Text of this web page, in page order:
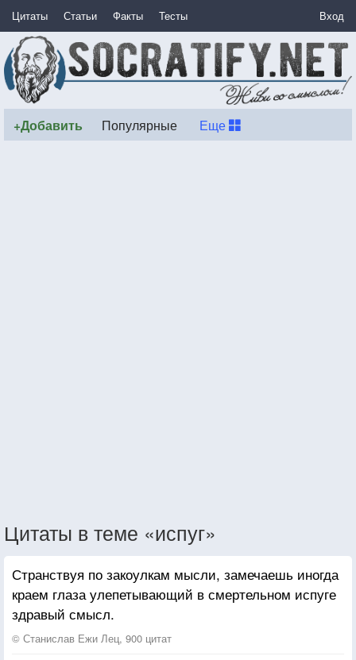
Цитаты Статьи Факты Тесты Вход
+Добавить Популярные Еще
Цитаты в теме «испуг»
Странствуя по закоулкам мысли, замечаешь иногда
краем глаза улепетывающий в смертельном испуге
здравый смысл.
© Станислав Ежи Лец, 900 цитат